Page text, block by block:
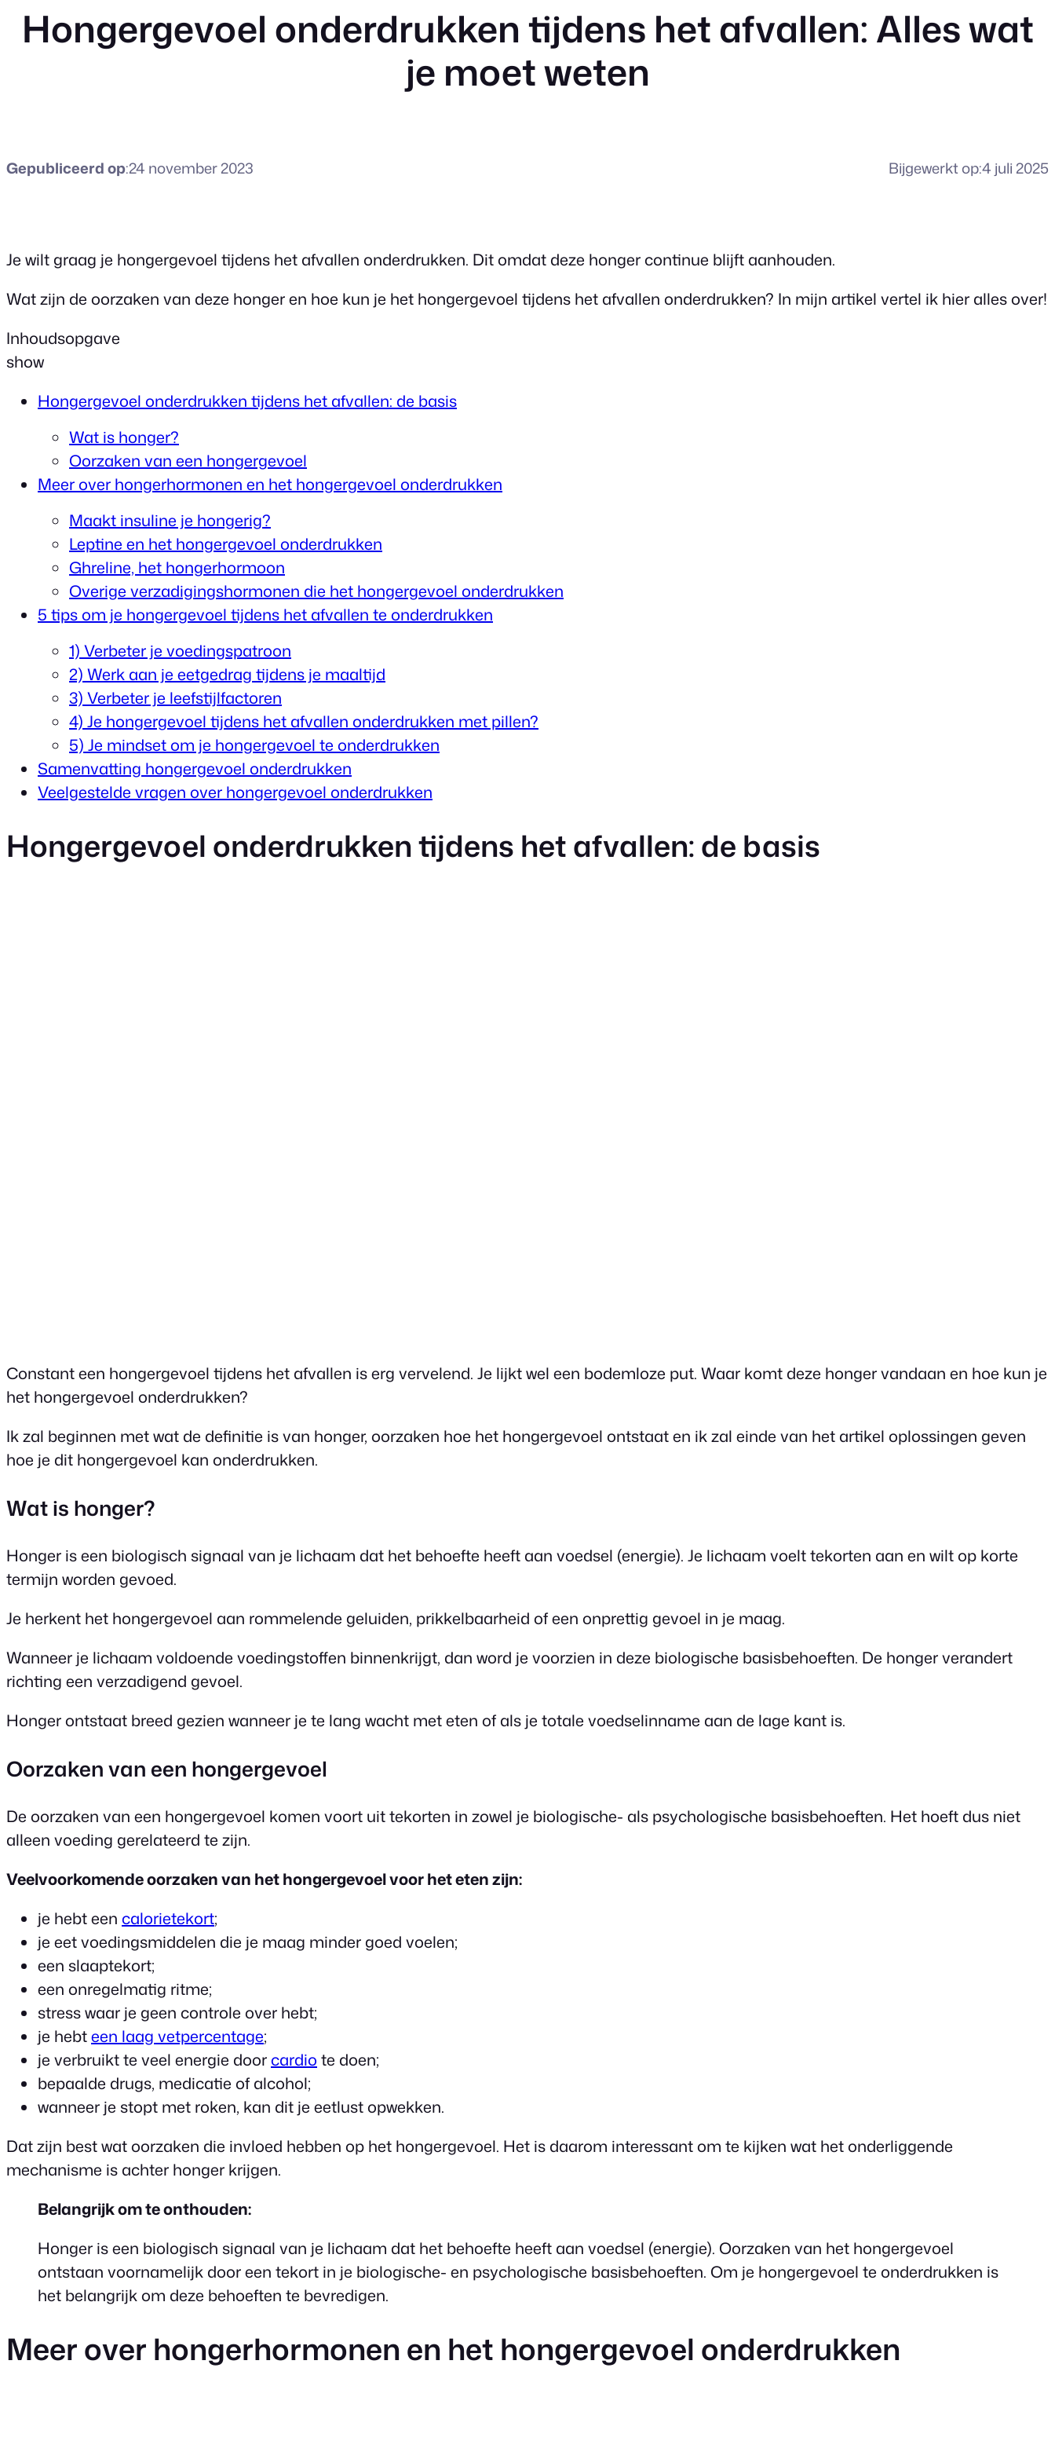
Hongergevoel onderdrukken tijdens het afvallen: Alles wat
je moet weten
Gepubliceerd op:24 november 2023 Bijgewerkt op:4 juli 2025
Je wilt graag je hongergevoel tijdens het afvallen onderdrukken. Dit omdat deze honger continue blijft aanhouden.
Wat zijn de oorzaken van deze honger en hoe kun je het hongergevoel tijdens het afvallen onderdrukken? In mijn artikel vertel ik hier alles over!
Inhoudsopgave
show
Hongergevoel onderdrukken tijdens het afvallen: de basis
Wat is honger?
Oorzaken van een hongergevoel
Meer over hongerhormonen en het hongergevoel onderdrukken
Maakt insuline je hongerig?
Leptine en het hongergevoel onderdrukken
Ghreline, het hongerhormoon
Overige verzadigingshormonen die het hongergevoel onderdrukken
5 tips om je hongergevoel tijdens het afvallen te onderdrukken
1) Verbeter je voedingspatroon
2) Werk aan je eetgedrag tijdens je maaltijd
3) Verbeter je leefstijlfactoren
4) Je hongergevoel tijdens het afvallen onderdrukken met pillen?
5) Je mindset om je hongergevoel te onderdrukken
Samenvatting hongergevoel onderdrukken
Veelgestelde vragen over hongergevoel onderdrukken
Hongergevoel onderdrukken tijdens het afvallen: de basis
Constant een hongergevoel tijdens het afvallen is erg vervelend. Je lijkt wel een bodemloze put. Waar komt deze honger vandaan en hoe kun je
het hongergevoel onderdrukken?
Ik zal beginnen met wat de definitie is van honger, oorzaken hoe het hongergevoel ontstaat en ik zal einde van het artikel oplossingen geven
hoe je dit hongergevoel kan onderdrukken.
Wat is honger?
Honger is een biologisch signaal van je lichaam dat het behoefte heeft aan voedsel (energie). Je lichaam voelt tekorten aan en wilt op korte
termijn worden gevoed.
Je herkent het hongergevoel aan rommelende geluiden, prikkelbaarheid of een onprettig gevoel in je maag.
Wanneer je lichaam voldoende voedingstoffen binnenkrijgt, dan word je voorzien in deze biologische basisbehoeften. De honger verandert
richting een verzadigend gevoel.
Honger ontstaat breed gezien wanneer je te lang wacht met eten of als je totale voedselinname aan de lage kant is.
Oorzaken van een hongergevoel
De oorzaken van een hongergevoel komen voort uit tekorten in zowel je biologische- als psychologische basisbehoeften. Het hoeft dus niet
alleen voeding gerelateerd te zijn.
Veelvoorkomende oorzaken van het hongergevoel voor het eten zijn:
je hebt een calorietekort;
je eet voedingsmiddelen die je maag minder goed voelen;
een slaaptekort;
een onregelmatig ritme;
stress waar je geen controle over hebt;
je hebteen laag vetpercentage;
je verbruikt te veel energie doorcardio te doen;
bepaalde drugs, medicatie of alcohol;
wanneer je stopt met roken, kan dit je eetlust opwekken.
Dat zijn best wat oorzaken die invloed hebben op het hongergevoel. Het is daarom interessant om te kijken wat het onderliggende
mechanisme is achter honger krijgen.
Belangrijk om te onthouden:
Honger is een biologisch signaal van je lichaam dat het behoefte heeft aan voedsel (energie). Oorzaken van het hongergevoel
ontstaan voornamelijk door een tekort in je biologische- en psychologische basisbehoeften. Om je hongergevoel te onderdrukken is
het belangrijk om deze behoeften te bevredigen.
Meer over hongerhormonen en het hongergevoel onderdrukken